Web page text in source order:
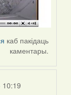
каб пакідаць
каментары.
10:19